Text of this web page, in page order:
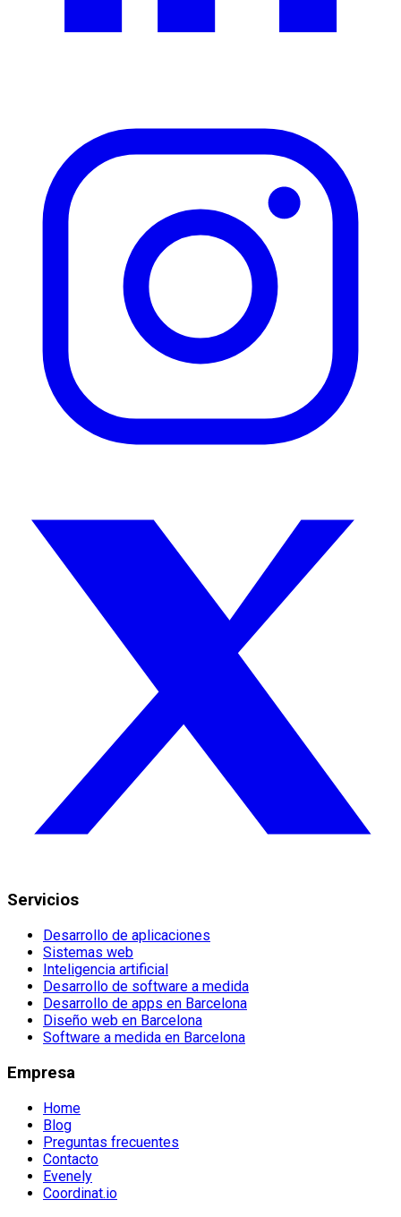
Servicios
Desarrollo de aplicaciones
Sistemas web
Inteligencia artificial
Desarrollo de software a medida
Desarrollo de apps en Barcelona
Diseño web en Barcelona
Software a medida en Barcelona
Empresa
Home
Blog
Preguntas frecuentes
Contacto
Evenely
Coordinat.io